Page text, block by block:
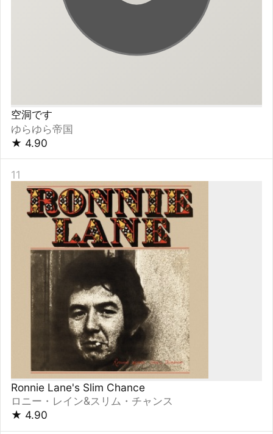
Ronnie Lane's Slim Chance
ロニー・レイン&スリム・チャンス
Reflections
4.88